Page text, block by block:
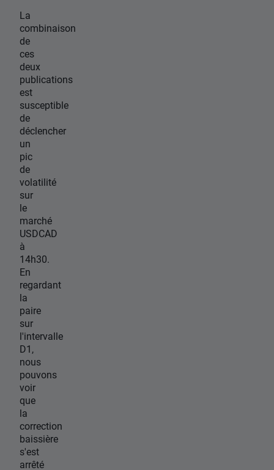
La
combinaison
de
ces
deux
publications
est
susceptible
de
déclencher
un
pic
de
volatilité
sur
le
marché
USDCAD
à
14h30.
En
regardant
la
paire
sur
l'intervalle
D1,
nous
pouvons
voir
que
la
correction
baissière
s'est
arrêté